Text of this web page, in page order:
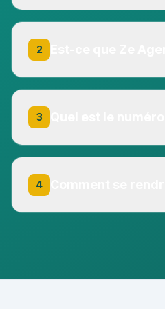
Oui, Ze Agency est
de détails sur les plages
2
Non, Ze Agency n'est pas
semaine.
3
Vous pouvez contacter
4